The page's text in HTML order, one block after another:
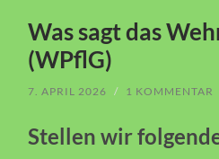
Was sagt das
(WPflG)
7. APRIL 2026 / 1 KOMMENTAR
Stellen wir